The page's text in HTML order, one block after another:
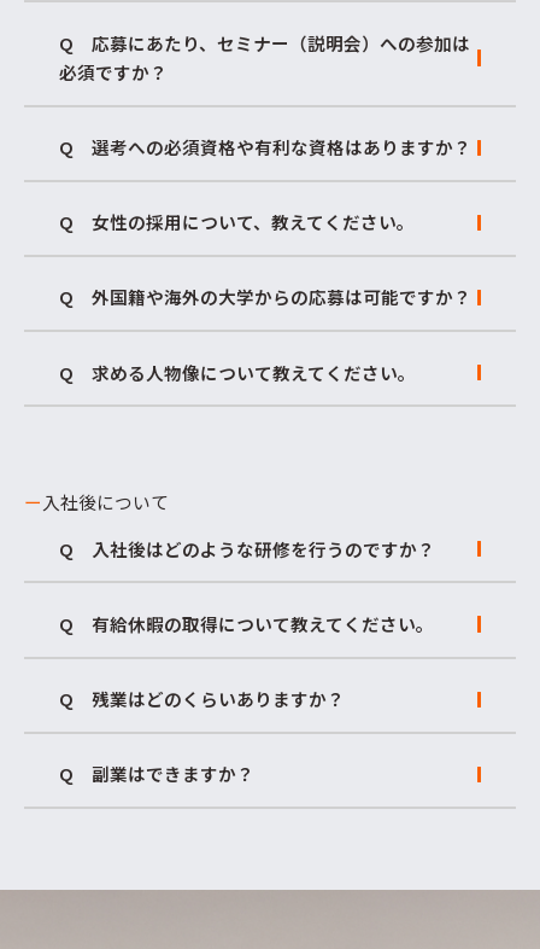
Q 応募にあたり、セミナー（説明会）への参加は
必須ですか？
Q 選考への必須資格や有利な資格はありますか？
Q 女性の採用について、教えてください。
Q 外国籍や海外の大学からの応募は可能ですか？
Q 求める人物像について教えてください。
ー入社後について
Q 入社後はどのような研修を行うのですか？
Q 有給休暇の取得について教えてください。
Q 残業はどのくらいありますか？
Q 副業はできますか？